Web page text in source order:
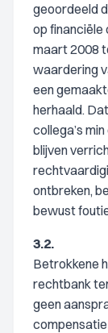
geoordeeld
op financiële
maart 2008
waardering
een
herhaald.
collega’s
blijven
ontbreken,
bewust
3.2.
Betrokkene
rechtbank
geen